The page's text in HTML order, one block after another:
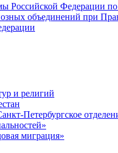
Российской Федерации
объединений при
и религий
Петербургское
миграция»